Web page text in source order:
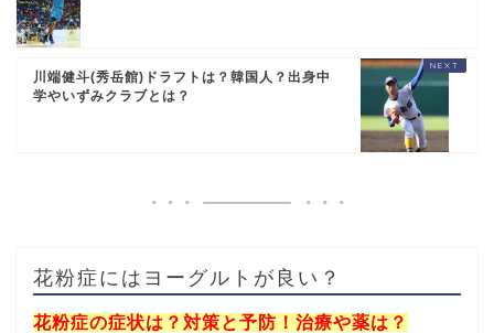
川端健斗(秀岳館)ドラフトは？韓国人？出身中
学やいずみクラブとは？
花粉症にはヨーグルトが良い？
花粉症の症状は？対策と予防！治療や薬は？